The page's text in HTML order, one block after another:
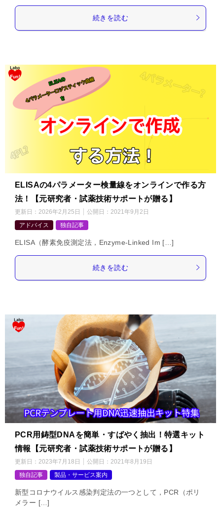
続きを読む
ELISAの4パラメーター検量線をオンラインで作る方
法！【元研究者・試薬技術サポートが贈る】
更新日： 2026年2月25日 公開日： 2021年9月2日
アドバイス
独自記事
ELISA（酵素免疫測定法，Enzyme-Linked Im […]
続きを読む
PCR用鋳型DNAを簡単・すばやく抽出！特選キット
情報【元研究者・試薬技術サポートが贈る】
更新日： 2023年7月18日 公開日： 2021年8月19日
独自記事
製品・サービス案内
新型コロナウイルス感染判定法の一つとして，PCR（ポリ
メラー […]